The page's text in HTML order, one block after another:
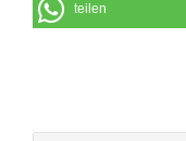
teilen